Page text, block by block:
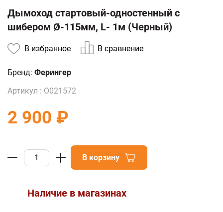
Дымоход стартовый-одностенный с
шибером Ø-115мм, L- 1м (Черный)
В избранное В сравнение
Бренд: Ферингер
Артикул : О021572
2 900 ₽
В корзину
Наличие в магазинах